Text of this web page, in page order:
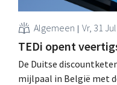
Algemeen Vr, 31
TEDi opent
De Duitse
mijlpaal in België met